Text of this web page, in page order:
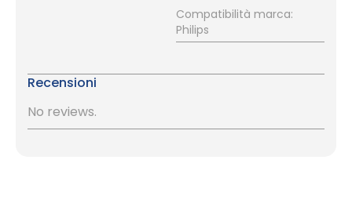
Compatibilità marca:
Philips
Recensioni
No reviews.